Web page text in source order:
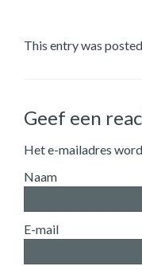
This entry was
Geef een
Het e-mailadres
Naam
E-mail